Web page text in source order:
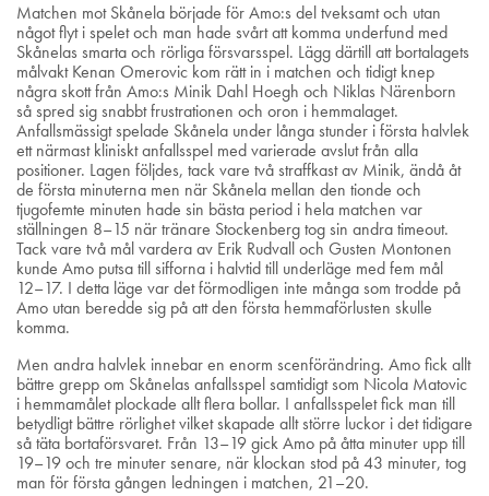
Matchen mot Skånela började för Amo:s del tveksamt och utan
något flyt i spelet och man hade svårt att komma underfund med
Skånelas smarta och rörliga försvarsspel. Lägg därtill att bortalagets
målvakt Kenan Omerovic kom rätt in i matchen och tidigt knep
några skott från Amo:s Minik Dahl Hoegh och Niklas Närenborn
så spred sig snabbt frustrationen och oron i hemmalaget.
Anfallsmässigt spelade Skånela under långa stunder i första halvlek
ett närmast kliniskt anfallsspel med varierade avslut från alla
positioner. Lagen följdes, tack vare två straffkast av Minik, ändå åt
de första minuterna men när Skånela mellan den tionde och
tjugofemte minuten hade sin bästa period i hela matchen var
ställningen 8–15 när tränare Stockenberg tog sin andra timeout.
Tack vare två mål vardera av Erik Rudvall och Gusten Montonen
kunde Amo putsa till sifforna i halvtid till underläge med fem mål
12–17. I detta läge var det förmodligen inte många som trodde på
Amo utan beredde sig på att den första hemmaförlusten skulle
komma.
Men andra halvlek innebar en enorm scenförändring. Amo fick allt
bättre grepp om Skånelas anfallsspel samtidigt som Nicola Matovic
i hemmamålet plockade allt flera bollar. I anfallsspelet fick man till
betydligt bättre rörlighet vilket skapade allt större luckor i det tidigare
så täta bortaförsvaret. Från 13–19 gick Amo på åtta minuter upp till
19–19 och tre minuter senare, när klockan stod på 43 minuter, tog
man för första gången ledningen i matchen, 21–20.